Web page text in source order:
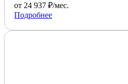
от 24 937 ₽/мес.
Подробнее